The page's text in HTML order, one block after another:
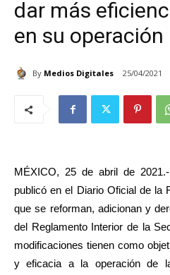
dar más
en su operación
By Medios Digitales 25/04/2021
MÉXICO, 25 de abril de
publicó en el Diario Oficial de la
que se reforman, adicionan y
del Reglamento Interior de la
modificaciones tienen como
y eficacia a la operación de